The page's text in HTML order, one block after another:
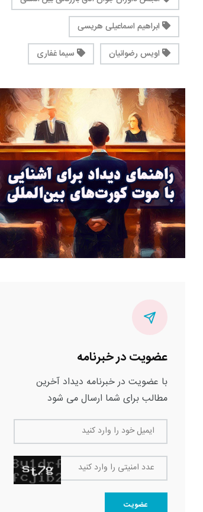
ابراهیم اسماعیلی هریسی
اویس رضوانیان
سیما غفاری
عضویت در خبرنامه
با عضویت در خبرنامه دیداد آخرین
مطالب برای شما ارسال می شود
ایمیل خود را وارد کنید
عدد امنیتی را وارد کنید
عضویت